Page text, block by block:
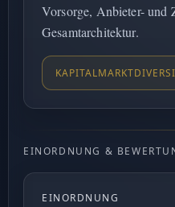
Vorsorge, Anbieter- und
Gesamtarchitektur.
EINORDNUNG &
EINORDNUNG